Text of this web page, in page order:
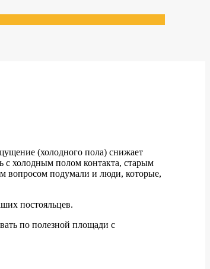
(холодного пола) снижает
с холодным полом контакта, старым
вопросом подумали и люди, которые,
постояльцев.
по полезной площади с